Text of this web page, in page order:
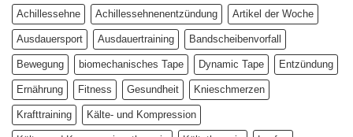
Parameter
Studienergebnisse
unter
der
Achillessehne Achillessehnenentzündung Artikel der Woche
Ausdauersport Ausdauertraining Bandscheibenvorfall
Bewegung biomechanisches Tape Dynamic Tape Entzündung
Ernährung Fitness Gesundheit Knieschmerzen
Krafttraining Kälte- und Kompression